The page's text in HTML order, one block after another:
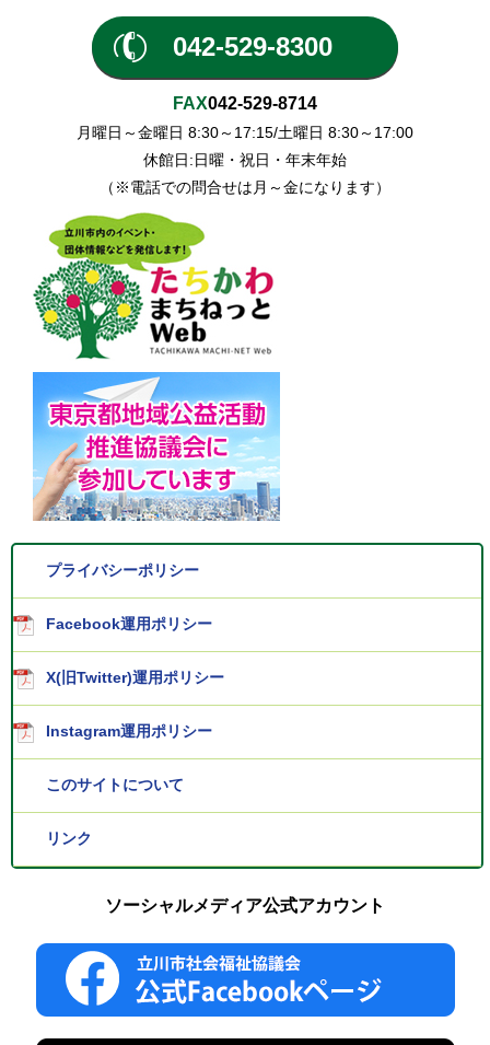
042-529-8300
FAX042-529-8714
月曜日～金曜日 8:30～17:15/土曜日 8:30～17:00
休館日:日曜・祝日・年末年始
（※電話での問合せは月～金になります）
プライバシーポリシー
Facebook運用ポリシー
X(旧Twitter)運用ポリシー
Instagram運用ポリシー
このサイトについて
リンク
ソーシャルメディア公式アカウント